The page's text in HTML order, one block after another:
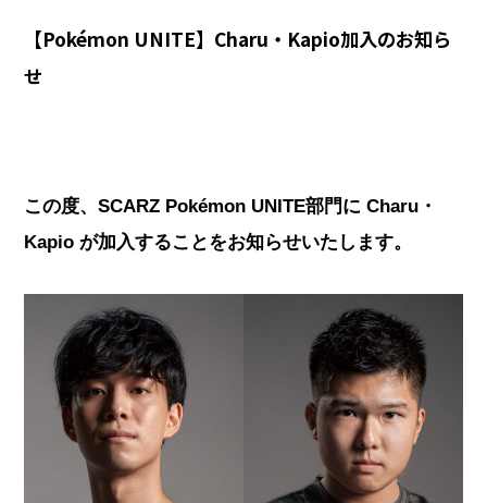
【Pokémon UNITE】Charu・Kapio加入のお知ら
せ
この度、SCARZ PokémonUNITE部門に Charu・
Kapio が加入することをお知らせいたします。